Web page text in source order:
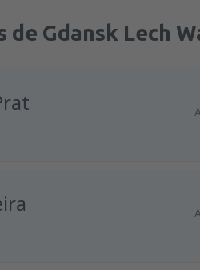
Gdansk Lech